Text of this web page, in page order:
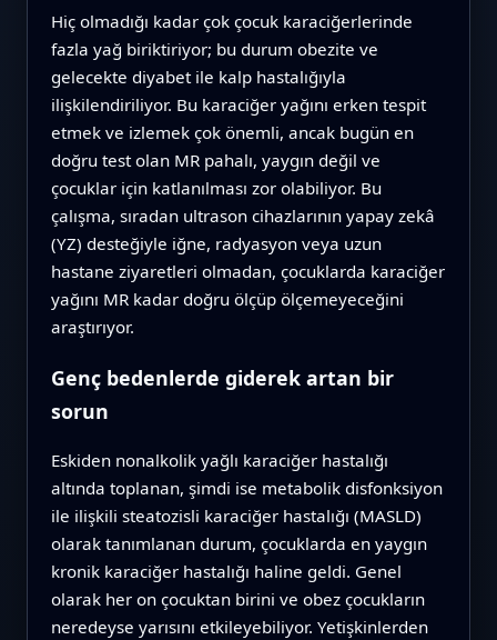
Hiç olmadığı kadar çok çocuk karaciğerlerinde
fazla yağ biriktiriyor; bu durum obezite ve
gelecekte diyabet ile kalp hastalığıyla
ilişkilendiriliyor. Bu karaciğer yağını erken tespit
etmek ve izlemek çok önemli, ancak bugün en
doğru test olan MR pahalı, yaygın değil ve
çocuklar için katlanılması zor olabiliyor. Bu
çalışma, sıradan ultrason cihazlarının yapay zekâ
(YZ) desteğiyle iğne, radyasyon veya uzun
hastane ziyaretleri olmadan, çocuklarda karaciğer
yağını MR kadar doğru ölçüp ölçemeyeceğini
araştırıyor.
Genç bedenlerde giderek artan bir
sorun
Eskiden nonalkolik yağlı karaciğer hastalığı
altında toplanan, şimdi ise metabolik disfonksiyon
ile ilişkili steatozisli karaciğer hastalığı (MASLD)
olarak tanımlanan durum, çocuklarda en yaygın
kronik karaciğer hastalığı haline geldi. Genel
olarak her on çocuktan birini ve obez çocukların
neredeyse yarısını etkileyebiliyor. Yetişkinlerden